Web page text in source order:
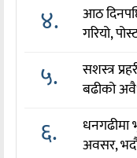
४.
आठ
गरियो,
५.
सशस्त्र
बढीको
६.
धनगढीमा
अवसर,